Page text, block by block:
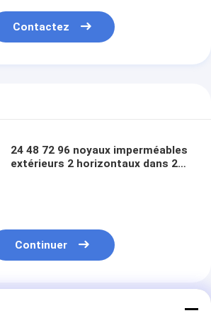
Contactez
24 48 72 96 noyaux imperméables
extérieurs 2 horizontaux dans 2
Continuer